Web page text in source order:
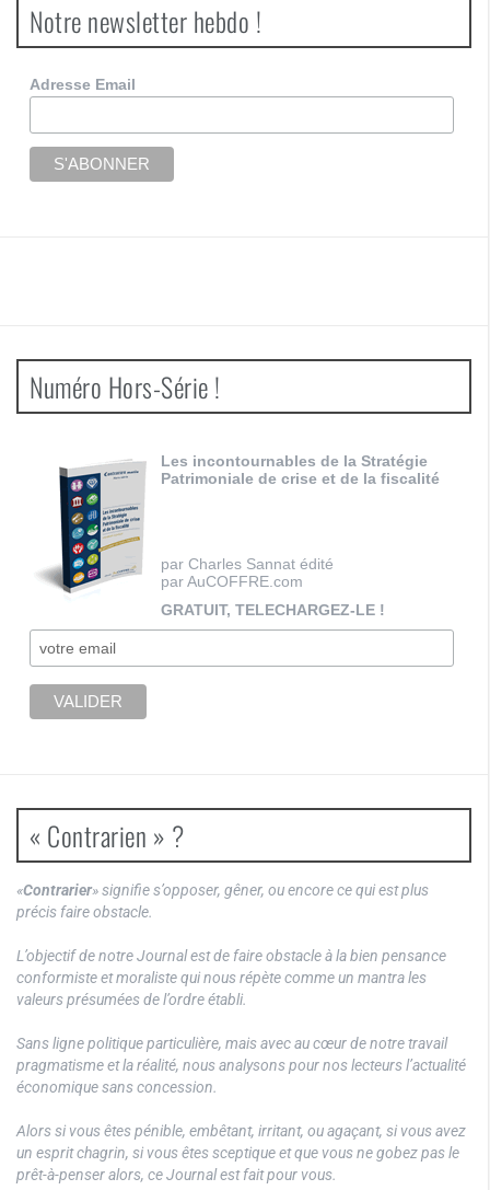
Notre newsletter hebdo !
Adresse Email
Numéro Hors-Série !
Les incontournables de la Stratégie
Patrimoniale de crise et de la fiscalité
par Charles Sannat édité
par AuCOFFRE.com
GRATUIT, TELECHARGEZ-LE !
« Contrarien » ?
«Contrarier» signifie s’opposer, gêner, ou encore ce qui est plus
précis faire obstacle.
L’objectif de notre Journal est de faire obstacle à la bien pensance
conformiste et moraliste qui nous répète comme un mantra les
valeurs présumées de l’ordre établi.
Sans ligne politique particulière, mais avec au cœur de notre travail
pragmatisme et la réalité, nous analysons pour nos lecteurs l’actualité
économique sans concession.
Alors si vous êtes pénible, embêtant, irritant, ou agaçant, si vous avez
un esprit chagrin, si vous êtes sceptique et que vous ne gobez pas le
prêt-à-penser alors, ce Journal est fait pour vous.